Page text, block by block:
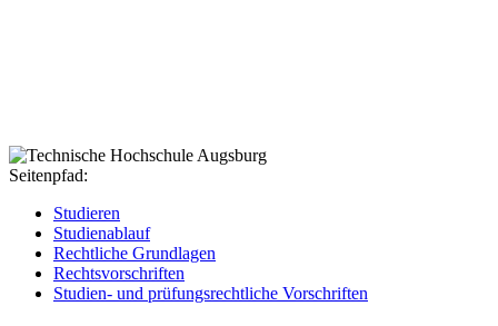
Seitenpfad:
Studieren
Studienablauf
Rechtliche Grundlagen
Rechtsvorschriften
Studien- und prüfungsrechtliche Vorschriften